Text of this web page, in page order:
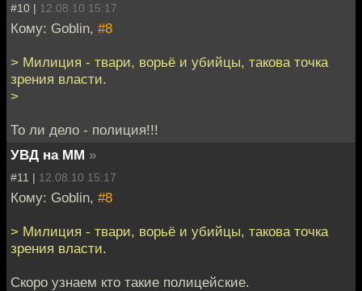
#10 | 12.08.10 15:17
Кому: Goblin, #8
> Милиция - твари, ворьё и убийцы, такова точка
зрения власти.
>
То ли дело - полиция!!!
УВД на ММ »
#11 | 12.08.10 15:17
Кому: Goblin, #8
> Милиция - твари, ворьё и убийцы, такова точка
зрения власти.
Скоро узнаем кто такие полицейские.